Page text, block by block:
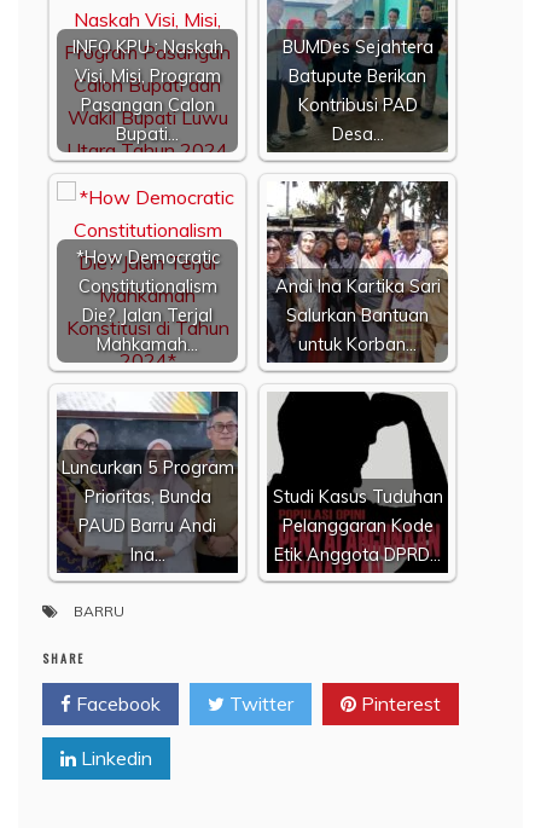
INFO KPU : Naskah
Visi, Misi, Program
Pasangan Calon
Bupati…
BUMDes Sejahtera
Batupute Berikan
Kontribusi PAD
Desa…
*How Democratic
Constitutionalism
Die? Jalan Terjal
Mahkamah…
Andi Ina Kartika Sari
Salurkan Bantuan
untuk Korban…
Luncurkan 5 Program
Prioritas, Bunda
PAUD Barru Andi
Ina…
Studi Kasus Tuduhan
Pelanggaran Kode
Etik Anggota DPRD…
BARRU
SHARE
Facebook Twitter Pinterest
Linkedin